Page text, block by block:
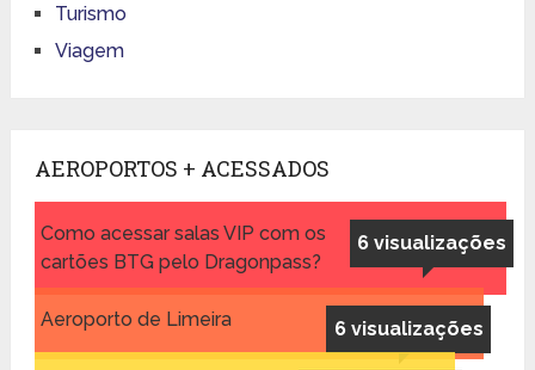
Turismo
Viagem
AEROPORTOS + ACESSADOS
6 visualizações
Como acessar salas VIP com os
cartões BTG pelo Dragonpass?
6 visualizações
Aeroporto de Limeira